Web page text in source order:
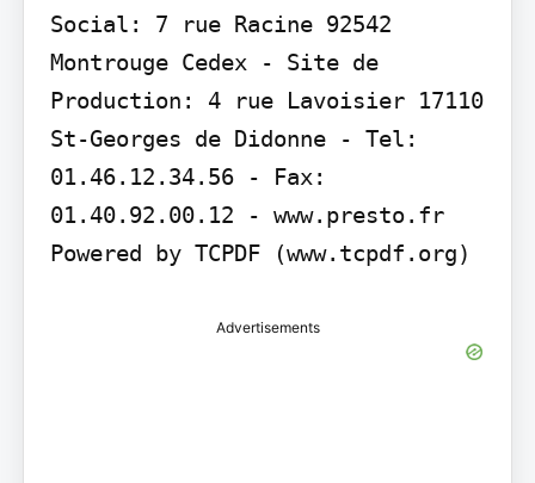
Social: 7 rue Racine 92542
Montrouge Cedex - Site de
Production: 4 rue Lavoisier 17110
St-Georges de Didonne - Tel:
01.46.12.34.56 - Fax:
01.40.92.00.12 - www.presto.fr
Advertisements